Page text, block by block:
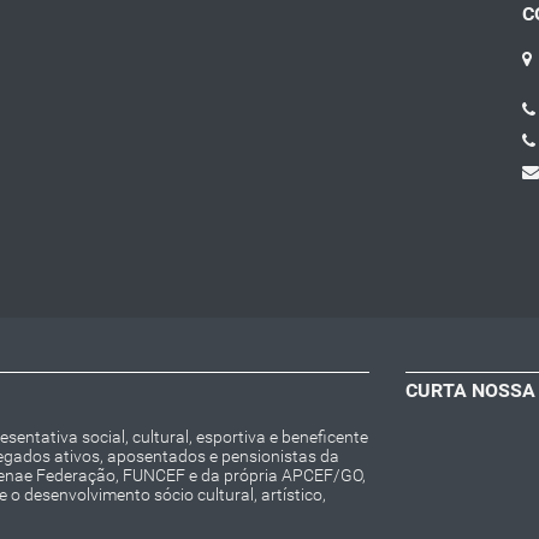
social, cultural, esportiva e beneficente
ativos, aposentados e pensionistas da
Federação, FUNCEF e da própria APCEF/GO,
o desenvolvimento sócio cultural, artístico,
CURTA